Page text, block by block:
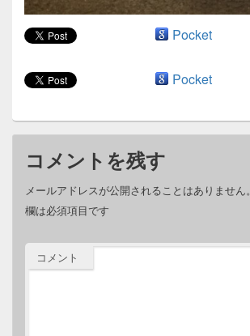
Pocket
Pocket
コメントを残す
メールアドレスが公開されることはありません。
欄は必須項目です
コメント